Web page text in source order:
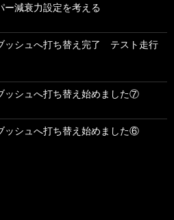
ー減衰力設定を考える
ッシュへ打ち替え完了 テスト走行
ッシュへ打ち替え始めました⑦
ッシュへ打ち替え始めました⑥